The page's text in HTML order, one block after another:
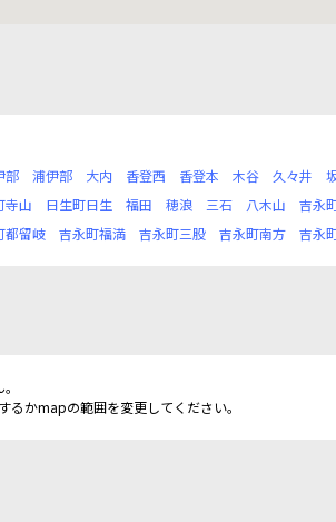
部 浦伊部 大内 香登西 香登本 木谷 久々井
寺山 日生町日生 福田 穂浪 三石 八木山 吉永
都留岐 吉永町福満 吉永町三股 吉永町南方 吉永
るかmapの範囲を変更してください。